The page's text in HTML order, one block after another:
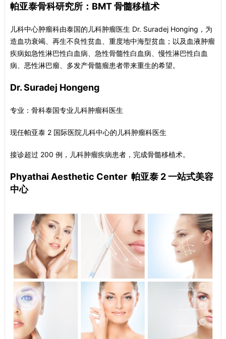
帕亚泰骨科研究所：BMT 骨髓移植术
儿科中心肿瘤科由泰国的儿科肿瘤医生 Dr. Suradej Honging，为
造血功衰竭、再生不良性贫血、重度地中海型贫血；以及血液肿瘤
疾病如急性淋巴性白血病、急性骨髓性白血病、慢性淋巴性白血
病、恶性淋巴瘤、多发产骨髓瘤患者带来重生的希望。
Dr. Suradej Hongeng
专业：骨科泰国专业儿科肿瘤科医生
现任帕亚泰 2 国际医院儿科中心的儿科肿瘤科医生
接诊超过 200 例，儿科肿瘤疾病患者，完成骨髓移植术。
Phyathai Aesthetic Center 帕亚泰 2 一站式美容
中心